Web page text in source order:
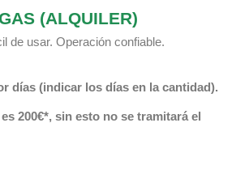
(ALQUILER)
de usar. Operación confiable.
días (indicar los días en la cantidad).
200€*, sin esto no se tramitará el